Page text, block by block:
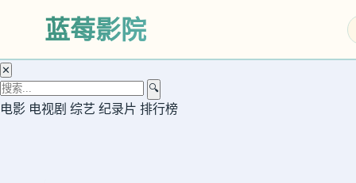
蓝莓影院
✕
🔍
电影 电视剧 综艺 纪录片 排行榜
决
立
即
观
看